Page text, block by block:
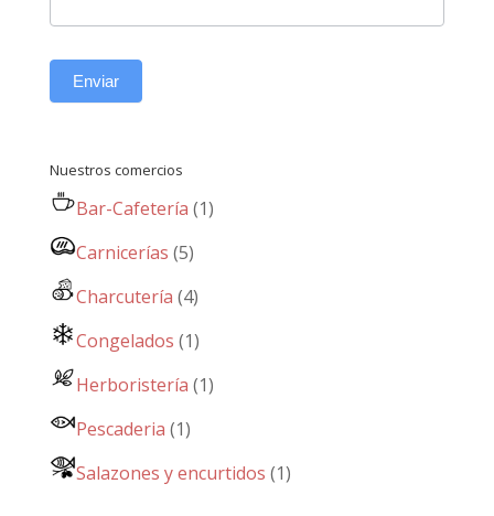
Enviar
Nuestros comercios
Bar-Cafetería (1)
Carnicerías (5)
Charcutería (4)
Congelados (1)
Herboristería (1)
Pescaderia (1)
Salazones y encurtidos (1)